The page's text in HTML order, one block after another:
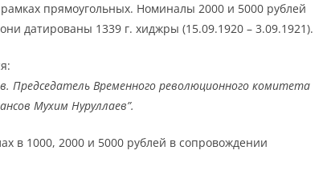
прямоугольных. Номиналы 2000 и 5000 рублей
датированы 1339 г. хиджры (15.09.1920 – 3.09.1921).
Председатель Временного революционного комитета
Мухим Нуруллаев”.
в 1000, 2000 и 5000 рублей в сопровождении